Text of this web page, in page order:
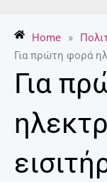
Home »
Για πρώτη φορά
Για